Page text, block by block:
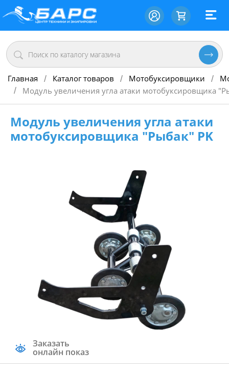
Главная / Каталог товаров / Мотобуксировщики /
/
Модуль увеличения угла атаки мотобуксировщика
Модуль увеличения угла атаки
мотобуксировщика "Рыбак" PK
Заказать
онлайн показ